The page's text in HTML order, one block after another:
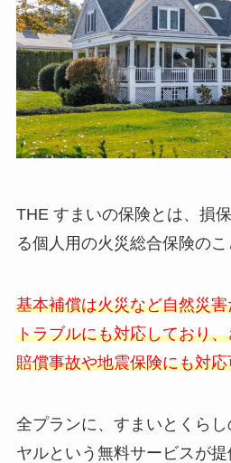
THE すまいの保険とは、損
る個人用の火災総合保険のこ
基本補償は火災など自然災
トラブルにも対応しており
賠償事故や地震保険にも対
全プランに、すまいとくら
ヤルという無料サービスが